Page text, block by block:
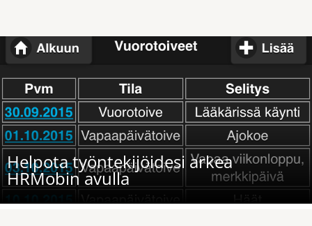
Helpota työntekijöidesi arkea
HRMobin avulla